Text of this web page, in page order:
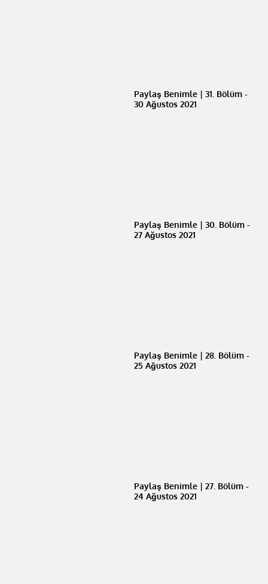
Paylaş Benimle | 31. Bölüm -
30 Ağustos 2021
Paylaş Benimle | 30. Bölüm -
27 Ağustos 2021
Paylaş Benimle | 28. Bölüm -
25 Ağustos 2021
Paylaş Benimle | 27. Bölüm -
24 Ağustos 2021